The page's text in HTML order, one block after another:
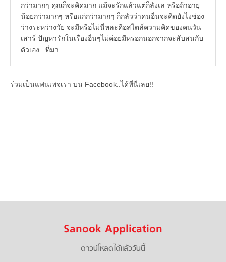
ร่วมเป็นแฟนเพจเรา บน Facebook..ได้ที่นี่เลย!!
Sanook Application
ดาวน์โหลดได้แล้ววันนี้